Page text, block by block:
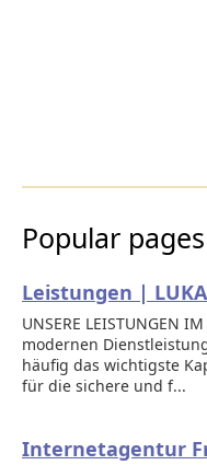
Popular
Leistungen |
UNSERE LEISTUNGEN
modernen
häufig das wichtigste
für die sichere und f...
Internetagentur